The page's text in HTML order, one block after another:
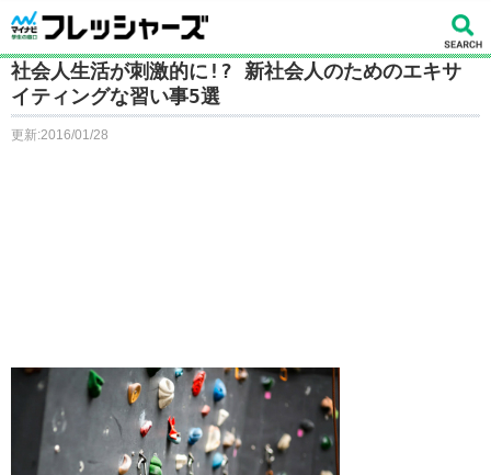
社会人生活が刺激的に!? 新社会人のためのエキサ
イティングな習い事5選
更新:2016/01/28